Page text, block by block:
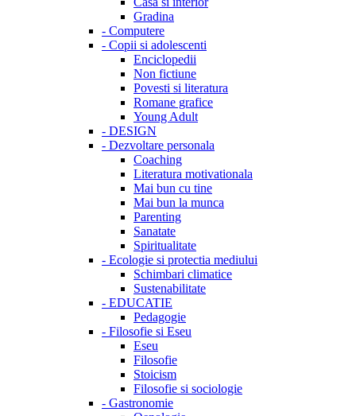
Gradina
- Computere
- Copii si adolescenti
Enciclopedii
Non fictiune
Povesti si literatura
Romane grafice
Young Adult
- DESIGN
- Dezvoltare personala
Coaching
Literatura motivationala
Mai bun cu tine
Mai bun la munca
Parenting
Sanatate
Spiritualitate
- Ecologie si protectia mediului
Schimbari climatice
Sustenabilitate
- EDUCATIE
Pedagogie
- Filosofie si Eseu
Eseu
Filosofie
Stoicism
Filosofie si sociologie
- Gastronomie